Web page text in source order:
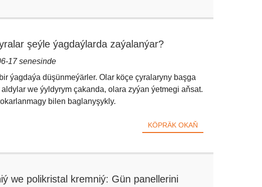
şeýle ýagdaýlarda zaýalanýar?
17 senesinde
ýagdaýa düşünmeýärler. Olar köçe çyralaryny başga
we ýyldyrym çakanda, olara zyýan ýetmegi aňsat.
bilen baglanyşykly.
KÖPRÄK OKAŇ
we polikristal kremniý: Gün panellerini